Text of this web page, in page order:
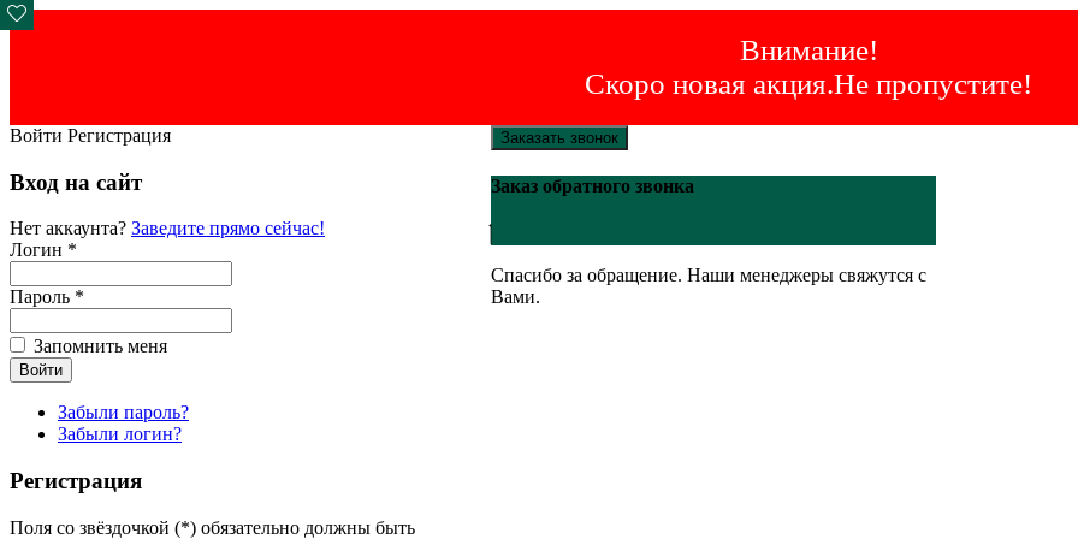
Внимание!
Скоро новая акция.Не пропустите!
Войти Регистрация
Вход на сайт
Нет аккаунта? Заведите прямо сейчас!
Логин *
Пароль *
Запомнить меня
Забыли пароль?
Забыли логин?
Регистрация
Поля со звёздочкой (*) обязательно должны быть
Заказать звонок
Заказ обратного звонка
Спасибо за обращение. Наши менеджеры свяжутся с
Вами.